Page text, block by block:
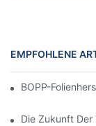
EMPFOHLENE
BOPP-
Die Zukunft